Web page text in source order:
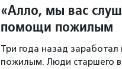
«Алло, мы вас
помощи пожилым
Три года назад
пожилым. Люди старшего